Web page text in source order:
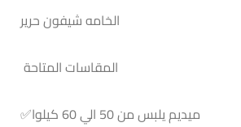
الخامه شيفون حرير
المقاسات المتاحة
ميديم يلبس من 50 الي 60 كيلوا
✅